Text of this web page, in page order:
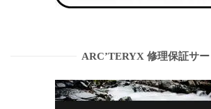
ARC’TERYX 修理保証サ